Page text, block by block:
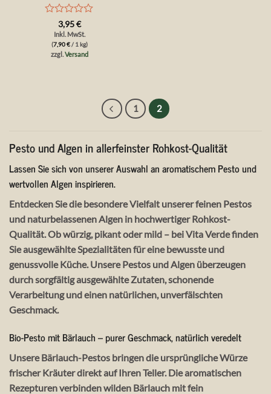
Bewertet
mit
von
3,95€
Inkl. MwSt.
(7,90€/ 1 kg)
zzgl.Versand
1 2
Pesto und Algen in allerfeinster Rohkost-Qualität
Lassen Sie sich von unserer Auswahl an aromatischem Pesto und
wertvollen Algen inspirieren.
Entdecken Sie die besondere Vielfalt unserer feinen Pestos
und naturbelassenen Algen in hochwertiger Rohkost-
Qualität. Ob würzig, pikant oder mild – bei Vita Verde finden
Sie ausgewählte Spezialitäten für eine bewusste und
genussvolle Küche. Unsere Pestos und Algen überzeugen
durch sorgfältig ausgewählte Zutaten, schonende
Verarbeitung und einen natürlichen, unverfälschten
Geschmack.
Bio-Pesto mit Bärlauch – purer Geschmack, natürlich veredelt
Unsere Bärlauch-Pestos bringen die ursprüngliche Würze
frischer Kräuter direkt auf Ihren Teller. Die aromatischen
Rezepturen verbinden wilden Bärlauch mit fein